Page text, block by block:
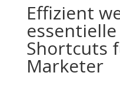
Effizient
Shortcuts
Marketer